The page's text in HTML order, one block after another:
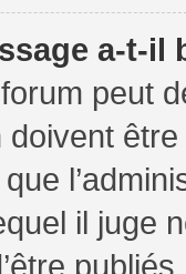
a-t-il
peut
il juge